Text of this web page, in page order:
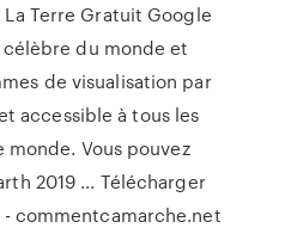
Terre Gratuit Google
célèbre du monde et
de visualisation par
accessible à tous les
Vous pouvez
2019 ... Télécharger
commentcamarche.net